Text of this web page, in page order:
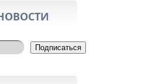
Подписаться